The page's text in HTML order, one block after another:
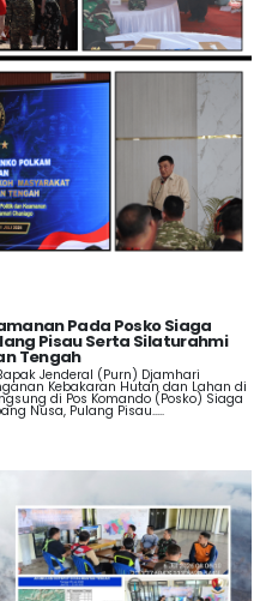
Pada Posko Siaga
Pisau Serta Silaturahmi
Tengah
Jenderal (Purn) Djamhari
Kebakaran Hutan dan Lahan di
di Pos Komando (Posko) Siaga
Nusa, Pulang Pisau.....